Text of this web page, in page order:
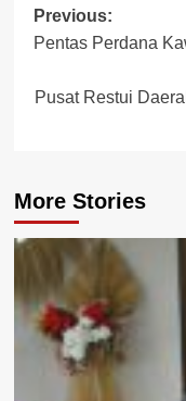
Post
Previous:
Pentas Perdana
Pusat Restui
More Stories